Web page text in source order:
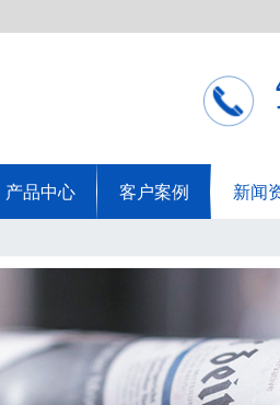
产品中心 客户案例 新闻